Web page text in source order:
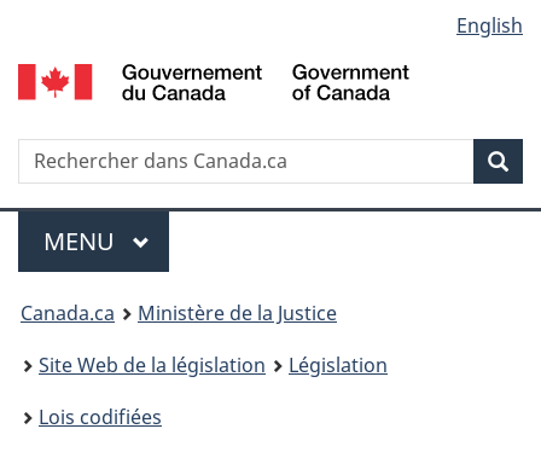
au
contenu
propos
de
la
HTML
simplifiée
selection
English
Recherche
Menu
MENU PRINCIPAL
You
are
here:
Canada.ca
Ministère de la Justice
Site Web de la législation
Législation
Lois codifiées